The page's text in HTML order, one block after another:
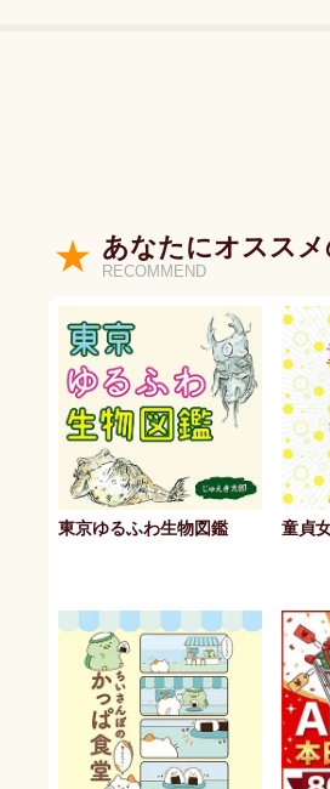
あなたにオススメ
RECOMMEND
東京ゆるふわ生物図鑑 童貞